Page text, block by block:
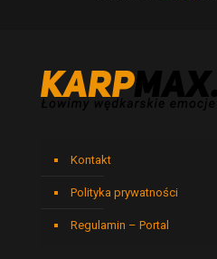
Kontakt
Polityka prywatności
Regulamin – Portal